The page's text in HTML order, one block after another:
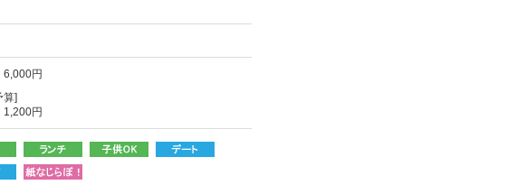
6,000円
算]
1,200円